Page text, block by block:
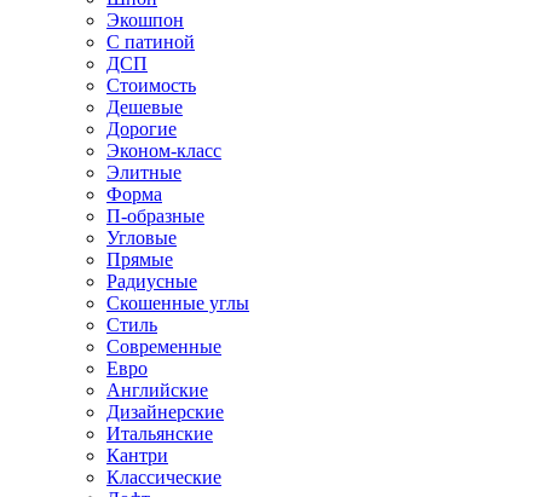
Экошпон
С патиной
ДСП
Стоимость
Дешевые
Дорогие
Эконом-класс
Элитные
Форма
П-образные
Угловые
Прямые
Радиусные
Скошенные углы
Стиль
Современные
Евро
Английские
Дизайнерские
Итальянские
Кантри
Классические